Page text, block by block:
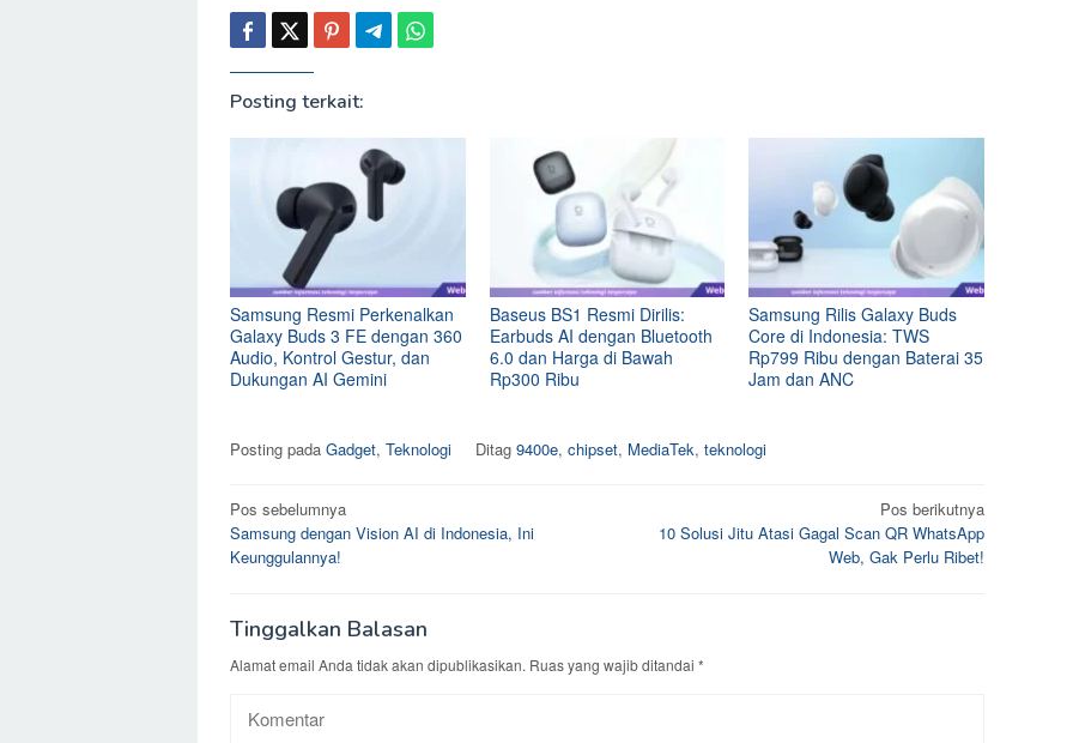
Posting terkait:
Samsung Resmi Perkenalkan
Galaxy Buds 3 FE dengan 360
Audio, Kontrol Gestur, dan
Dukungan AI Gemini
Baseus BS1 Resmi Dirilis:
Earbuds AI dengan Bluetooth
6.0 dan Harga di Bawah
Rp300 Ribu
Samsung Rilis Galaxy Buds
Core di Indonesia: TWS
Rp799 Ribu dengan Baterai 35
Jam dan ANC
Posting pada Gadget, Teknologi Ditag 9400e, chipset, MediaTek, teknologi
Navigasi
pos
Pos sebelumnya
Samsung dengan Vision AI di Indonesia, Ini
Keunggulannya!
Pos berikutnya
10 Solusi Jitu Atasi Gagal Scan QR WhatsApp
Web, Gak Perlu Ribet!
Tinggalkan Balasan
Alamat email Anda tidak akan dipublikasikan. Ruas yang wajib ditandai *